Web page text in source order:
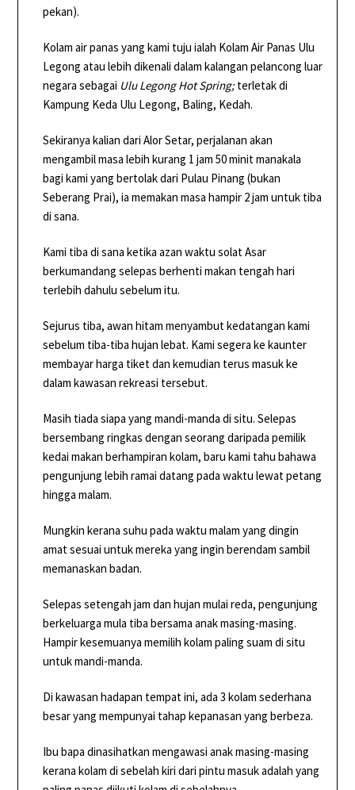
pekan).
Kolam air panas yang kami tuju ialah Kolam Air Panas Ulu
Legong atau lebih dikenali dalam kalangan pelancong luar
negara sebagai Ulu Legong Hot Spring;terletak di
Kampung Keda Ulu Legong, Baling, Kedah.
Sekiranya kalian dari Alor Setar, perjalanan akan
mengambil masa lebih kurang 1 jam 50 minit manakala
bagi kami yang bertolak dari Pulau Pinang (bukan
Seberang Prai), ia memakan masa hampir 2 jam untuk tiba
di sana.
Kami tiba di sana ketika azan waktu solat Asar
berkumandang selepas berhenti makan tengah hari
terlebih dahulu sebelum itu.
Sejurus tiba, awan hitam menyambut kedatangan kami
sebelum tiba-tiba hujan lebat. Kami segera ke kaunter
membayar harga tiket dan kemudian terus masuk ke
dalam kawasan rekreasi tersebut.
Masih tiada siapa yang mandi-manda di situ. Selepas
bersembang ringkas dengan seorang daripada pemilik
kedai makan berhampiran kolam, baru kami tahu bahawa
pengunjung lebih ramai datang pada waktu lewat petang
hingga malam.
Mungkin kerana suhu pada waktu malam yang dingin
amat sesuai untuk mereka yang ingin berendam sambil
memanaskan badan.
Selepas setengah jam dan hujan mulai reda, pengunjung
berkeluarga mula tiba bersama anak masing-masing.
Hampir kesemuanya memilih kolam paling suam di situ
untuk mandi-manda.
Di kawasan hadapan tempat ini, ada 3 kolam sederhana
besar yang mempunyai tahap kepanasan yang berbeza.
Ibu bapa dinasihatkan mengawasi anak masing-masing
kerana kolam di sebelah kiri dari pintu masuk adalah yang